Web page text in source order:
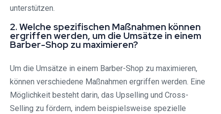
unterstützen.
2. Welche spezifischen Maßnahmen können
ergriffen werden, um die Umsätze in einem
Barber-Shop zu maximieren?
Um die Umsätze in einem Barber-Shop zu maximieren,
können verschiedene Maßnahmen ergriffen werden. Eine
Möglichkeit besteht darin, das Upselling und Cross-
Selling zu fördern, indem beispielsweise spezielle